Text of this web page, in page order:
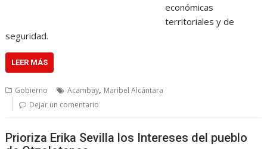
económicas
territoriales y de
seguridad.
LEER MÁS
Gobierno Acambay, Maribel Alcántara
Dejar un comentario
Prioriza Erika Sevilla los Intereses del pueblo